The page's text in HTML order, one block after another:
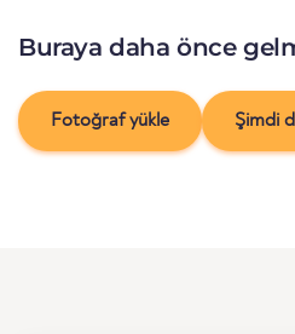
Buraya daha önce
Fotoğraf yükle Şimdi